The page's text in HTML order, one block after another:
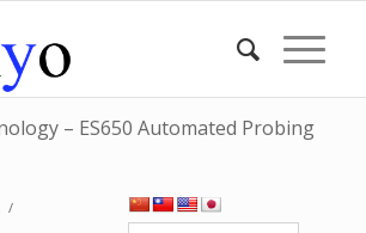
– ES650 Automated Probing
/